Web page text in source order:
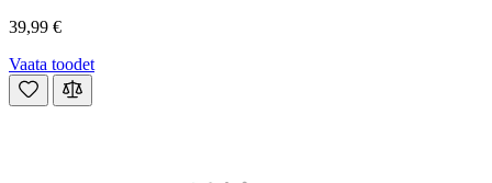
39,99 €
Vaata toodet